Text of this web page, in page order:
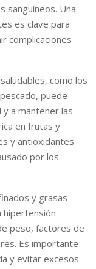
sanguíneos. Una
es clave para
complicaciones
como los
puede
a mantener las
en frutas y
y antioxidantes
por los
y grasas
hipertensión
peso, factores de
Es importante
y evitar excesos